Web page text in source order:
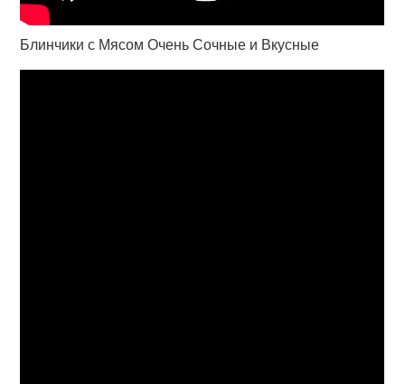
Блинчики с Мясом Очень Сочные и Вкусные